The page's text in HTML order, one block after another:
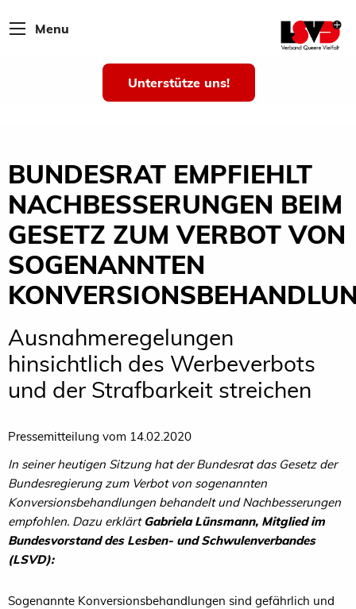
Menu
Unterstütze uns!
BUNDESRAT EMPFIEHLT
NACHBESSERUNGEN BEIM
GESETZ ZUM VERBOT VON
SOGENANNTEN
Ausnahmeregelungen
hinsichtlich des Werbeverbots
und der Strafbarkeit streichen
Pressemitteilung vom 14.02.2020
In seiner heutigen Sitzung hat der Bundesrat das Gesetz der
Bundesregierung zum Verbot von sogenannten
Konversionsbehandlungen behandelt und Nachbesserungen
empfohlen. Dazu erklärtGabriela Lünsmann, Mitglied im
Bundesvorstand des Lesben- und Schwulenverbandes
(LSVD):
Sogenannte Konversionsbehandlungen sind gefährlich und